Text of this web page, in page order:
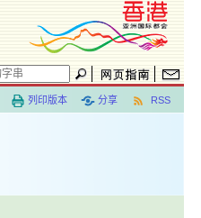
RSS
分享
列印版本